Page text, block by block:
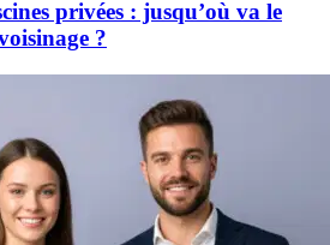
privées : jusqu’où va le
?